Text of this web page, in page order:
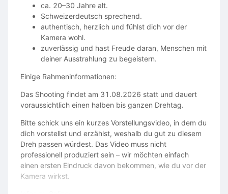
ca. 20–30 Jahre alt.
Schweizerdeutsch sprechend.
authentisch, herzlich und fühlst dich vor der
Kamera wohl.
zuverlässig und hast Freude daran, Menschen mit
deiner Ausstrahlung zu begeistern.
Einige Rahmeninformationen:
Das Shooting findet am 31.08.2026 statt und dauert
voraussichtlich einen halben bis ganzen Drehtag.
Bitte schick uns ein kurzes Vorstellungsvideo, in dem du
dich vorstellst und erzählst, weshalb du gut zu diesem
Dreh passen würdest. Das Video muss nicht
professionell produziert sein – wir möchten einfach
einen ersten Eindruck davon bekommen, wie du vor der
Kamera wirkst.